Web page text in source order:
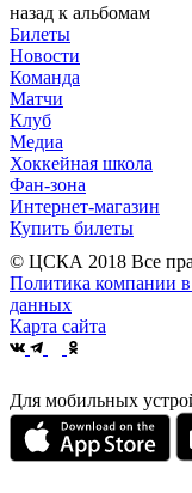
назад к альбомам
Билеты
Новости
Команда
Матчи
Клуб
Медиа
Хоккейная школа
Фан-зона
Интернет-магазин
Купить билеты
© ЦСКА 2018 Все
Политика компании в
данных
Карта сайта
Для мобильных